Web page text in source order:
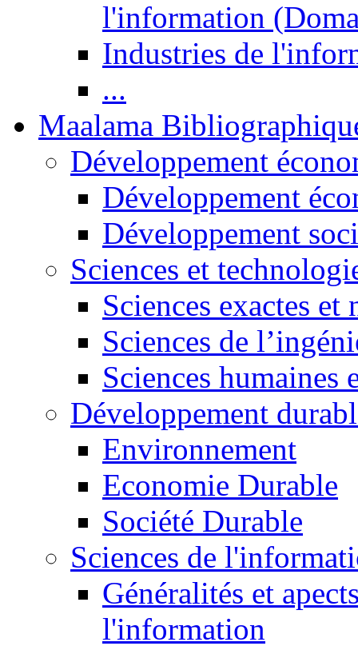
l'information
Industries de
...
Maalama
Développement
Développement
Développement
Sciences et
Sciences exactes et
Sciences de
Sciences humaines
Développement
Environnement
Economie Durable
Société Durable
Sciences de
Généralités et
l'information